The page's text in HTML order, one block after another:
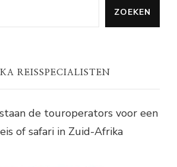
ZOEKEN
REISSPECIALISTEN
de touroperators voor een
of safari in Zuid-Afrika